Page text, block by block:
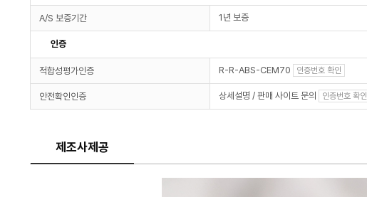
A/S 보증기간 1년 보증
인증
적합성평가인증 R-R-ABS-CEM70 인증번호 확인
안전확인인증 상세설명 / 판매 사이트 문의 인증번호 확인
제조사제공